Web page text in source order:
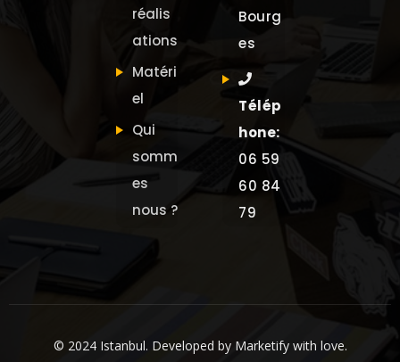
réalis
ations
Matéri
el
Qui
somm
es
nous ?
Bourg
es
Télép
hone:
06 59
60 84
79
© 2024 Istanbul. Developed by Marketifywith love.